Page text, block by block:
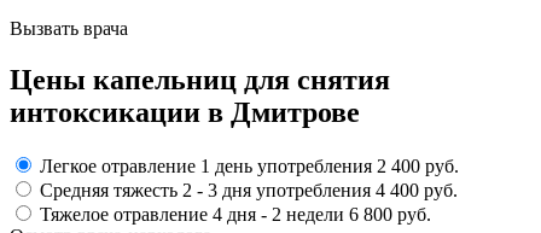
Вызвать врача
Цены капельниц для снятия
интоксикации в Дмитрове
Легкое отравление 1 день употребления 2 400 руб.
Средняя тяжесть 2 - 3 дня употребления 4 400 руб.
Тяжелое отравление 4 дня - 2 недели 6 800 руб.